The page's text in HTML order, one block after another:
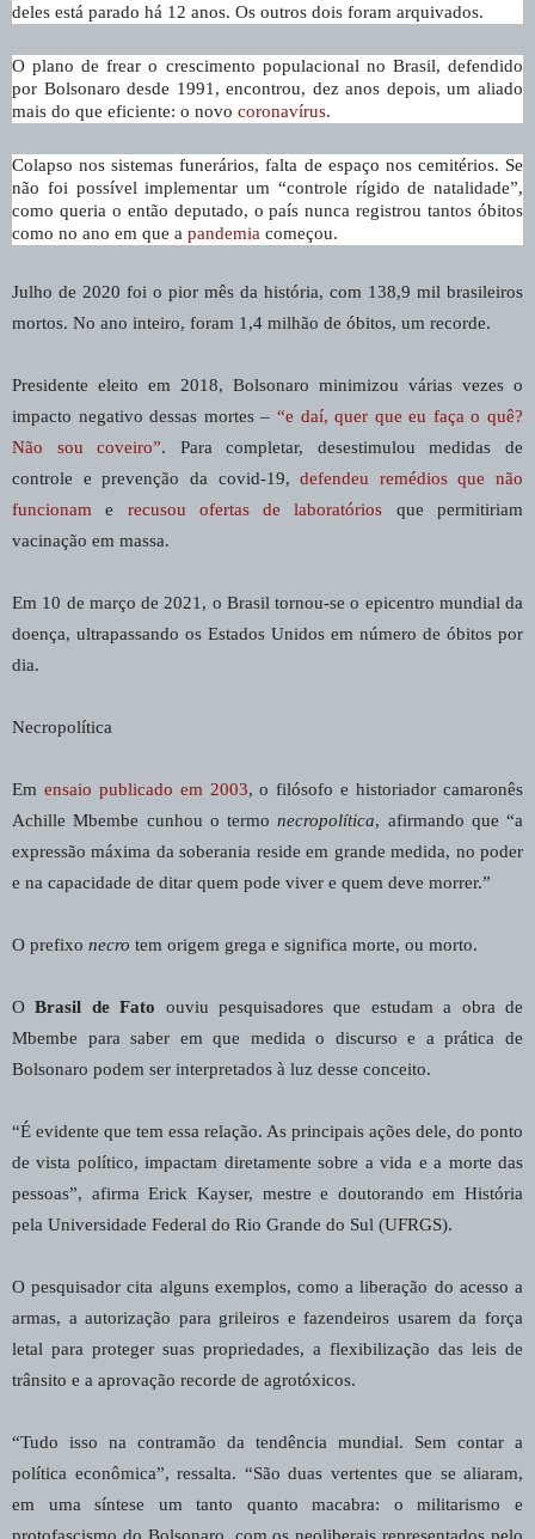
deles está parado há 12 anos. Os outros dois foram arquivados.
O plano de frear o crescimento populacional no Brasil, defendido
por Bolsonaro desde 1991, encontrou, dez anos depois, um aliado
mais do que eficiente: o novo coronavírus.
Colapso nos sistemas funerários, falta de espaço nos cemitérios. Se
não foi possível implementar um “controle rígido de natalidade”,
como queria o então deputado, o país nunca registrou tantos óbitos
como no ano em que a pandemia começou.
Julho de 2020 foi o pior mês da história, com 138,9 mil brasileiros
mortos. No ano inteiro, foram 1,4 milhão de óbitos, um recorde.
Presidente eleito em 2018, Bolsonaro minimizou várias vezes o
impacto negativo dessas mortes – “e daí, quer que eu faça o quê?
Não sou coveiro”. Para completar, desestimulou medidas de
controle e prevenção da covid-19,defendeu remédios que não
funcionam e recusou ofertas de laboratórios que permitiriam
vacinação em massa.
Em 10 de março de 2021, o Brasil tornou-se o epicentro mundial da
doença, ultrapassando os Estados Unidos em número de óbitos por
dia.
Necropolítica
Em ensaio publicado em 2003, o filósofo e historiador camaronês
Achille Mbembe cunhou o termonecropolítica, afirmando que “a
expressão máxima da soberania reside em grande medida, no poder
e na capacidade de ditar quem pode viver e quem deve morrer.”
O prefixo necro tem origem grega e significa morte, ou morto.
OBrasil de Fato ouviu pesquisadores que estudam a obra de
Mbembe para saber em que medida o discurso e a prática de
Bolsonaro podem ser interpretados à luz desse conceito.
“É evidente que tem essa relação. As principais ações dele, do ponto
de vista político, impactam diretamente sobre a vida e a morte das
pessoas”, afirma Erick Kayser, mestre e doutorando em História
pela Universidade Federal do Rio Grande do Sul (UFRGS).
O pesquisador cita alguns exemplos, como a liberação do acesso a
armas, a autorização para grileiros e fazendeiros usarem da força
letal para proteger suas propriedades, a flexibilização das leis de
trânsito e a aprovação recorde de agrotóxicos.
“Tudo isso na contramão da tendência mundial. Sem contar a
política econômica”, ressalta. “São duas vertentes que se aliaram,
em uma síntese um tanto quanto macabra: o militarismo e
protofascismo do Bolsonaro, com os neoliberais representados pelo